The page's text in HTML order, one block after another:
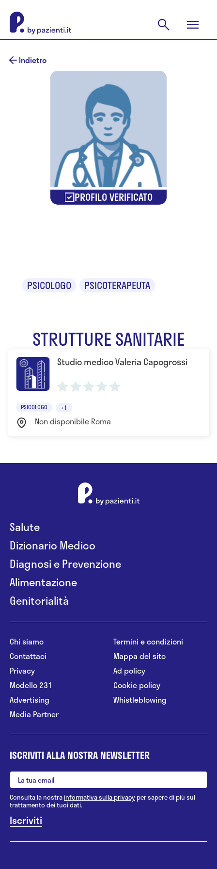
Indietro
PROFILO VERIFICATO
PSICOLOGO PSICOTERAPEUTA
STRUTTURE SANITARIE
Studio medico Valeria Capogrossi
PSICOLOGO +1
Non disponibile Roma
Salute
Dizionario Medico
Diagnosi e Prevenzione
Alimentazione
Genitorialità
Chi siamo
Contattaci
Privacy
Modello 231
Advertising
Media Partner
Termini e condizioni
Mappa del sito
Ad policy
Cookie policy
Whistleblowing
ISCRIVITI ALLA NOSTRA NEWSLETTER
Consulta la nostrainformativa sulla privacy per sapere di più sul
trattamento dei tuoi dati.